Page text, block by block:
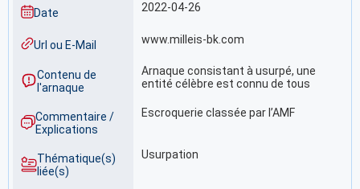
Date 2022-04-26
Url ou E-Mail www.milleis-bk.com
Contenu de
l'arnaque
Arnaque consistant à usurpé, une
entité célèbre est connu de tous
Commentaire /
Explications
Escroquerie classée par l’AMF
Thématique(s)
liée(s)
Usurpation